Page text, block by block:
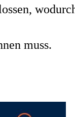
muss.